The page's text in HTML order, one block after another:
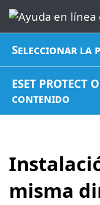
Seleccionar la
ESET PROTECT
contenido
misma